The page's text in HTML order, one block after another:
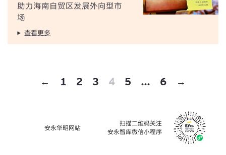
助力海南自贸区发展外向型市
场
查看更多
← 1 2 3 4 5 ... 6 →
安永华明网站
扫描二维码关注
安永智库微信小程序